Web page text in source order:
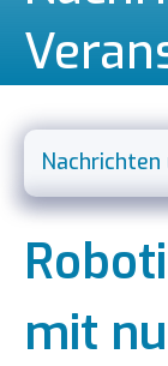
mit